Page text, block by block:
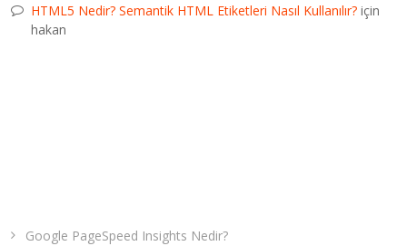
HTML5 Nedir? Semantik HTML Etiketleri Nasıl Kullanılır? için
hakan
Google PageSpeed Insights Nedir?